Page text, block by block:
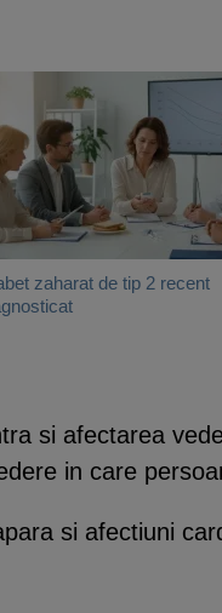
zaharat de tip 2 recent
si afectarea
in care
si afectiuni